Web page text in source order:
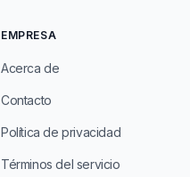
EMPRESA
Acerca de
Contacto
Política de privacidad
Términos del servicio